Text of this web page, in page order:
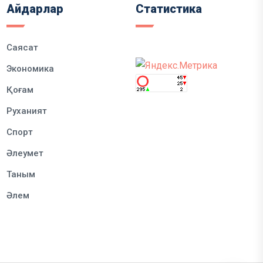
Айдарлар
Саясат
Экономика
Қоғам
Руханият
Спорт
Әлеумет
Таным
Әлем
Статистика